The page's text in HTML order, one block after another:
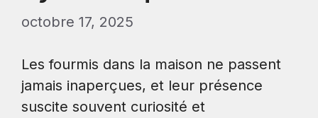
octobre 17, 2025
Les fourmis dans la maison ne passent
jamais inaperçues, et leur présence
suscite souvent curiosité et